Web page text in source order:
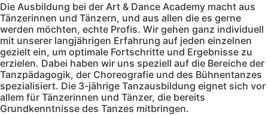
Die Ausbildung bei der Art & Dance Academy macht aus
Tänzerinnen und Tänzern, und aus allen die es gerne
werden möchten, echte Profis. Wir gehen ganz individuell
mit unserer langjährigen Erfahrung auf jeden einzelnen
gezielt ein, um optimale Fortschritte und Ergebnisse zu
erzielen. Dabei haben wir uns speziell auf die Bereiche der
Tanzpädagogik, der Choreografie und des Bühnentanzes
spezialisiert. Die 3-jährige Tanzausbildung eignet sich vor
allem für Tänzerinnen und Tänzer, die bereits
Grundkenntnisse des Tanzes mitbringen.